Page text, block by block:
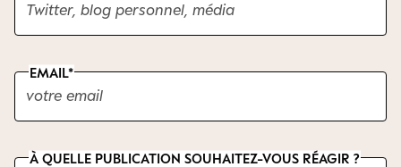
EMAIL
À QUELLE PUBLICATION SOUHAITEZ-VOUS RÉAGIR ?